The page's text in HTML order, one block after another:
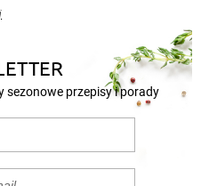
sezonowe przepisy i porady